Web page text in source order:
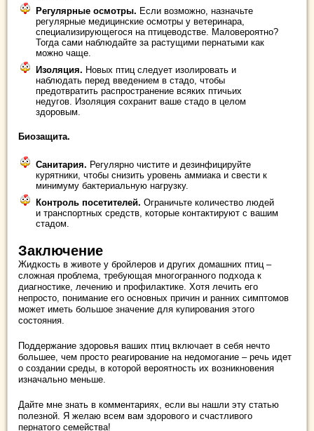
Регулярные осмотры. Если возможно, назначьте
регулярные медицинские осмотры у ветеринара,
специализирующегося на птицеводстве. Маловероятно?
Тогда сами наблюдайте за растущими пернатыми как
можно чаще.
Изоляция. Новых птиц следует изолировать и
наблюдать перед введением в стадо, чтобы
предотвратить распространение всяких птичьих
недугов. Изоляция сохранит ваше стадо в целом
здоровым.
Биозащита.
Санитария. Регулярно чистите и дезинфицируйте
курятники, чтобы снизить уровень аммиака и свести к
минимуму бактериальную нагрузку.
Контроль посетителей. Ограничьте количество людей
и транспортных средств, которые контактируют с вашим
стадом.
Заключение
Жидкость в животе у бройлеров и других домашних птиц –
сложная проблема, требующая многогранного подхода к
диагностике, лечению и профилактике. Хотя лечить его
непросто, понимание его основных причин и ранних симптомов
может иметь большое значение для купирования этого
состояния.
Поддержание здоровья ваших птиц включает в себя нечто
большее, чем просто реагирование на недомогание – речь идет
о создании среды, в которой вероятность их возникновения
изначально меньше.
Дайте мне знать в комментариях, если вы нашли эту статью
полезной. Я желаю всем вам здорового и счастливого
пернатого семейства!